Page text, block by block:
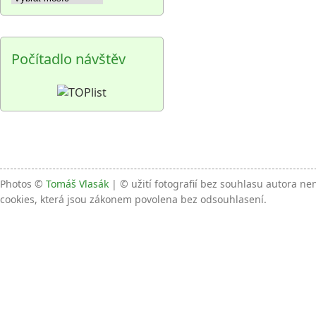
článků
Počítadlo návštěv
Photos © Tomáš Vlasák | © užití fotografií bez souhlasu autora
cookies, která jsou zákonem povolena bez odsouhlasení.